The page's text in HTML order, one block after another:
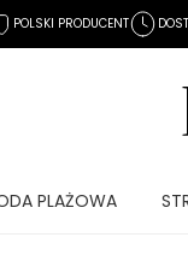
POLSKI PRODUCENT
PLAŻOWA